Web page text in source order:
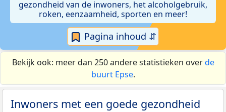
gezondheid van de inwoners, het alcoholgebruik,
roken, eenzaamheid, sporten en meer!
Pagina inhoud ⇵
Bekijk ook: meer dan 250 andere statistieken overde
buurt Epse.
Inwoners met een goede gezondheid